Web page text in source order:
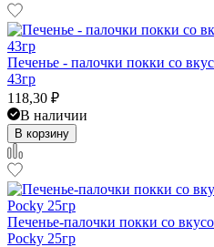
Печенье - палочки покки со
43гр
118,30 ₽
В наличии
В корзину
Печенье-палочки покки со
Pocky 25гр